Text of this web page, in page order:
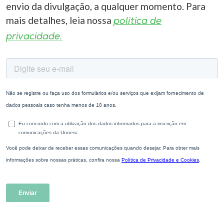
envio da divulgação, a qualquer momento. Para
mais detalhes, leia nossa política de
privacidade.